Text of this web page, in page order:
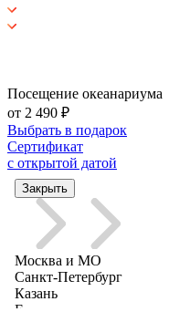
Посещение океанариума
от 2 490 ₽
Выбрать в подарок
Сертификат
с открытой датой